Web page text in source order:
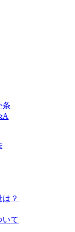
条
？
いて